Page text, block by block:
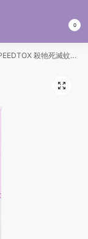
0
殺牠死滅蚊液補充裝45夜 – 薰衣草